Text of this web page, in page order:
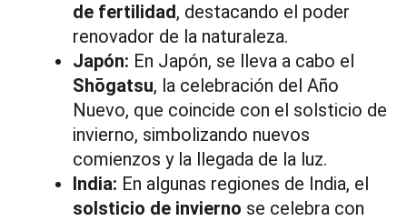
de fertilidad, destacando el poder
renovador de la naturaleza.
Japón: En Japón, se lleva a cabo el
Shōgatsu, la celebración del Año
Nuevo, que coincide con el solsticio de
invierno, simbolizando nuevos
comienzos y la llegada de la luz.
India: En algunas regiones de India, el
solsticio de invierno se celebra con